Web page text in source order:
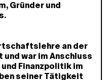
Gründer und
an der
war im Anschluss
Finanzpolitik im
seiner Tätigkeit